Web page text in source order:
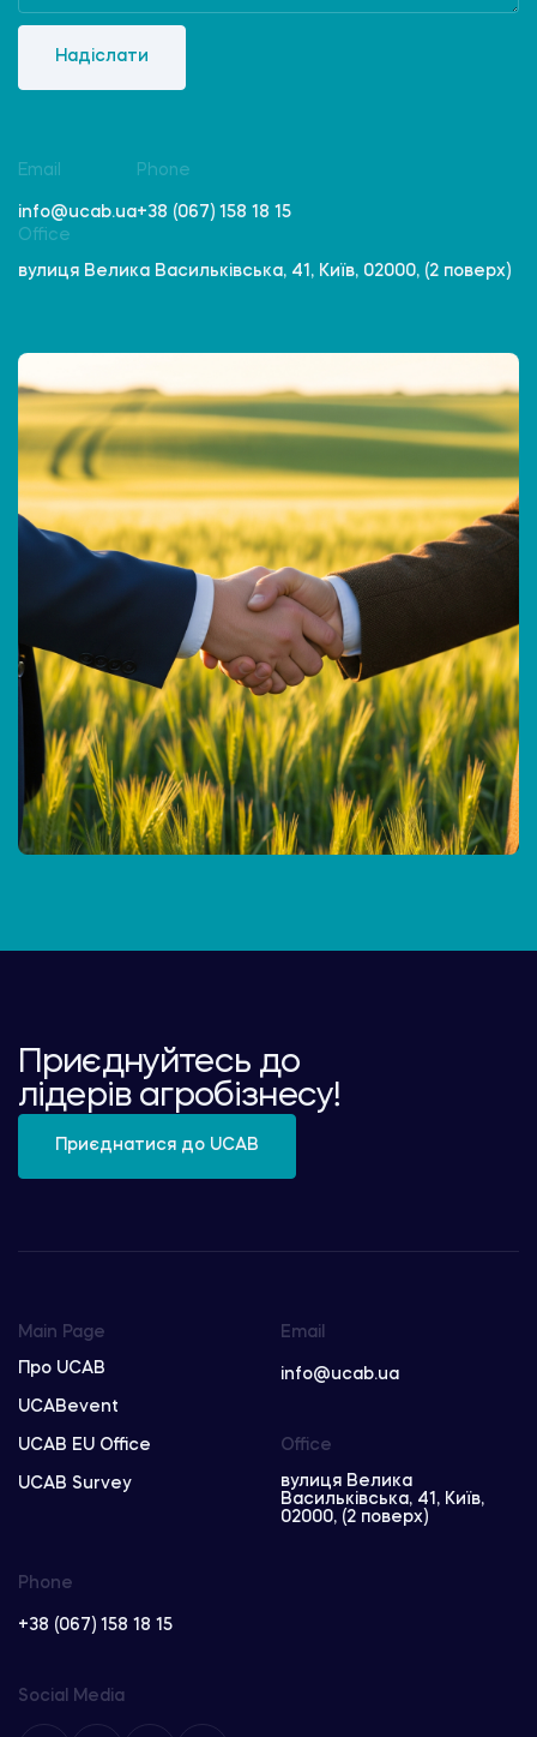
Надіслати
Email
info@ucab.ua
Phone
+38 (067) 158 18 15
Office
вулиця Велика Васильківська, 41, Київ, 02000, (2 поверх)
Приєднуйтесь до
лідерів агробізнесу!
Приєднатися до UCAB
Main Page
Про UCAB
UCABevent
UCAB EU Office
UCAB Survey
Email
info@ucab.ua
Phone
+38 (067) 158 18 15
Office
вулиця Велика
Васильківська, 41, Київ,
02000, (2 поверх)
Social Media